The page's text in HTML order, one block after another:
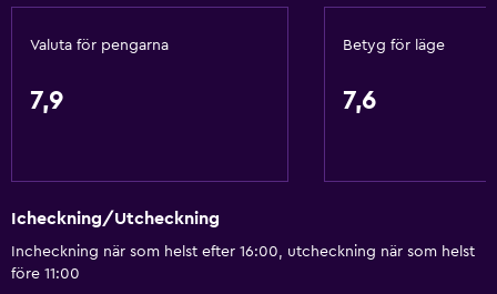
Handikappvänligt
Hiss
Rökning förbjuden
Toalett med stödhandtag
Rökningsområden
Valuta för pengarna
7,9
Betyg för läge
7,6
Icheckning/Utcheckning
Incheckning när som helst efter 16:00, utcheckning när som helst
före 11:00